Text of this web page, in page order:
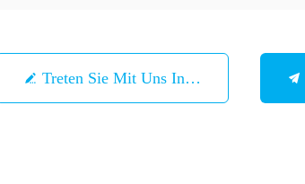
Treten Sie Mit Uns In Verbindung